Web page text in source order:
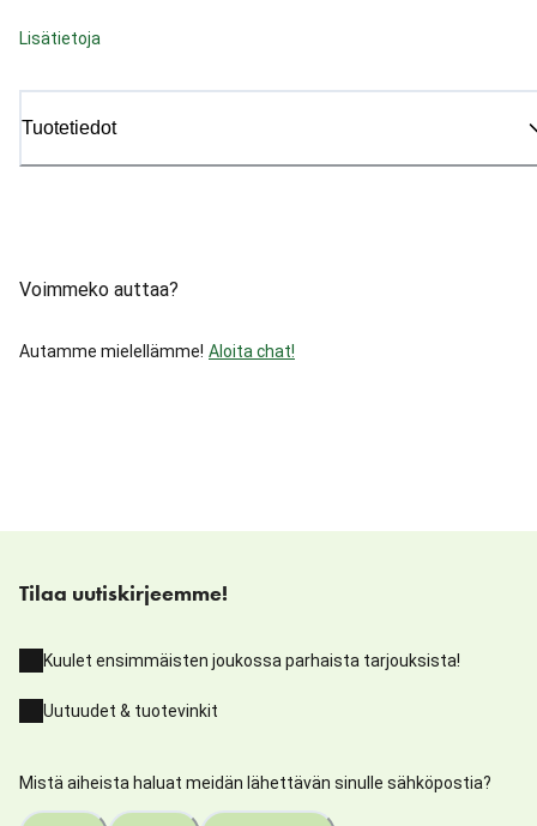
Lisätietoja
Tuotetiedot
Voimmeko auttaa?
Autamme mielellämme! Aloita chat!
Tilaa uutiskirjeemme!
Kuulet ensimmäisten joukossa parhaista tarjouksista!
Uutuudet & tuotevinkit
Mistä aiheista haluat meidän lähettävän sinulle sähköpostia?